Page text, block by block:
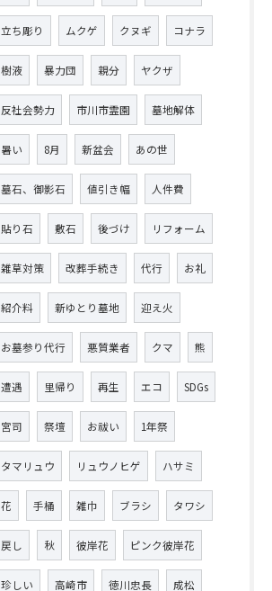
立ち彫り ムクゲ クヌギ コナラ
樹液 暴力団 親分 ヤクザ
反社会勢力 市川市霊園 墓地解体
暑い 8月 新盆会 あの世
墓石、御影石 値引き幅 人件費
貼り石 敷石 後づけ リフォーム
雑草対策 改葬手続き 代行 お礼
紹介料 新ゆとり墓地 迎え火
お墓参り代行 悪質業者 クマ 熊
遭遇 里帰り 再生 エコ SDGs
宮司 祭壇 お祓い 1年祭
タマリュウ リュウノヒゲ ハサミ
花 手桶 雑巾 ブラシ タワシ
戻し 秋 彼岸花 ピンク彼岸花
珍しい 高崎市 徳川忠長 成松